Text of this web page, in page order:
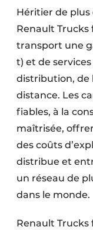
Héritier de plus
Renault
transport une
t) et de
distribution, de
distance. Les
fiables, à la
maîtrisée,
des coûts
distribue et
un réseau de
dans le monde.
Renault Trucks